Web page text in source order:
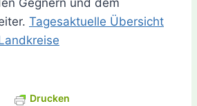
Gegnern und dem
Tagesaktuelle Übersicht
Drucken